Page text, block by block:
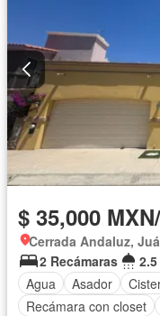
$ 35,000
Cerrada Andaluz,
2 Recámaras
Agua
Asador
Recámara con closet